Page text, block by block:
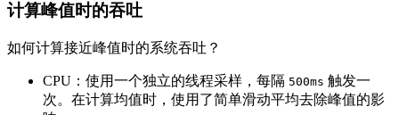
计算峰值时的吞吐
如何计算接近峰值时的系统吞吐？
CPU：使用一个独立的线程采样，每隔 500ms 触发一
次。在计算均值时，使用了简单滑动平均去除峰值的影